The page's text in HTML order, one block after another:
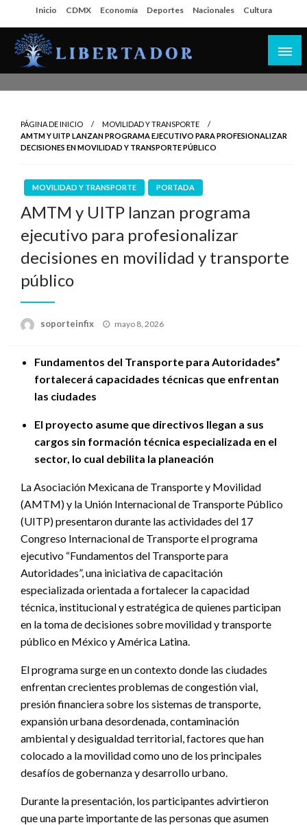
al
contenido
Inicio CDMX Economía Deportes Nacionales Cultura
PÁGINA DE INICIO
MOVILIDAD Y TRANSPORTE
AMTM Y UITP LANZAN PROGRAMA EJECUTIVO PARA PROFESIONALIZAR
DECISIONES EN MOVILIDAD Y TRANSPORTE PÚBLICO
MOVILIDAD Y TRANSPORTE PORTADA
AMTM y UITP lanzan programa
ejecutivo para profesionalizar
decisiones en movilidad y transporte
público
soporteinfix
Publicado
mayo 8, 2026
Fundamentos del Transporte para Autoridades”
fortalecerá capacidades técnicas que enfrentan
las ciudades
El proyecto asume que directivos llegan a sus
cargos sin formación técnica especializada en el
sector, lo cual debilita la planeación
La Asociación Mexicana de Transporte y Movilidad
(AMTM) y la Unión Internacional de Transporte Público
(UITP) presentaron durante las actividades del 17
Congreso Internacional de Transporte el programa
ejecutivo “Fundamentos del Transporte para
Autoridades”, una iniciativa de capacitación
especializada orientada a fortalecer la capacidad
técnica, institucional y estratégica de quienes participan
en la toma de decisiones sobre movilidad y transporte
público en México y América Latina.
El programa surge en un contexto donde las ciudades
enfrentan crecientes problemas de congestión vial,
presión financiera sobre los sistemas de transporte,
expansión urbana desordenada, contaminación
ambiental y desigualdad territorial, factores que han
colocado a la movilidad como uno de los principales
desafíos de gobernanza y desarrollo urbano.
Durante la presentación, los participantes advirtieron
que una parte importante de las personas que asumen